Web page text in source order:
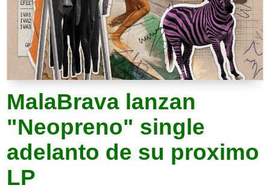
MalaBrava lanzan
"Neopreno" single
adelanto de su proximo
LP